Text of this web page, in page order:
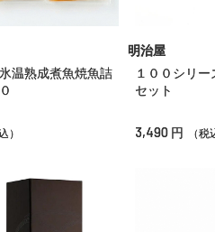
温熟成煮魚焼魚詰
）
明治屋
１００シリ
セット
3,490 円 （税